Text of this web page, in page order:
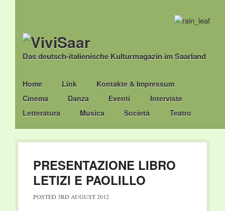
Das deutsch-italienische Kulturmagazin im Saarland
Main menu
Skip
to
content
Home Link
Kontakte & Impressum
Cinema
Danza Eventi
Interviste
Letteratura
Musica Società Teatro
PRESENTAZIONE LIBRO
LETIZI E PAOLILLO
POSTED 3RD AUGUST 2012